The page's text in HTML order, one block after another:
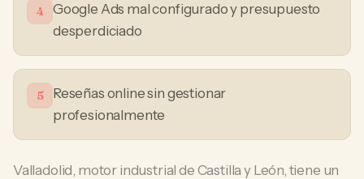
4
Google Ads mal configurado y presupuesto
desperdiciado
5
Reseñas online sin gestionar
profesionalmente
Valladolid, motor industrial de Castilla y León, tiene un